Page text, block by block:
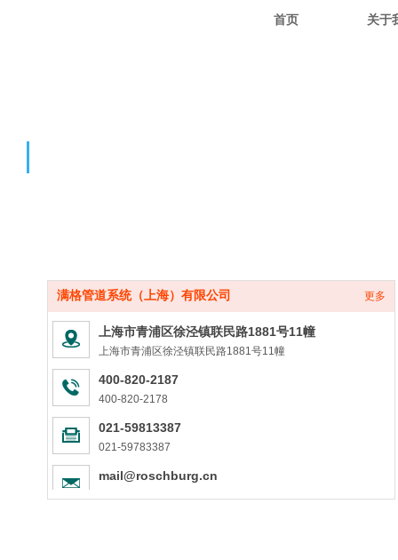
首页 关于
满格管道系统（上海）有限公司 更多
上海市青浦区徐泾镇联民路1881号11幢
上海市青浦区徐泾镇联民路1881号11幢
400-820-2187
400-820-2178
021-59813387
021-59783387
mail@roschburg.cn